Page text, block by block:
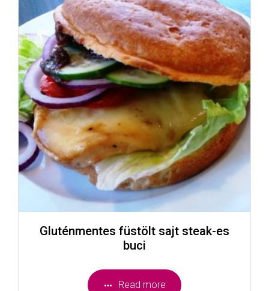
Gluténmentes füstölt sajt steak-es
buci
Read more